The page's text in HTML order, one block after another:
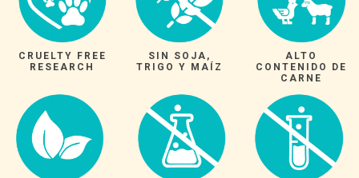
CRUELTY FREE
RESEARCH
SIN SOJA,
TRIGO Y MAÍZ
ALTO
CONTENIDO DE
CARNE